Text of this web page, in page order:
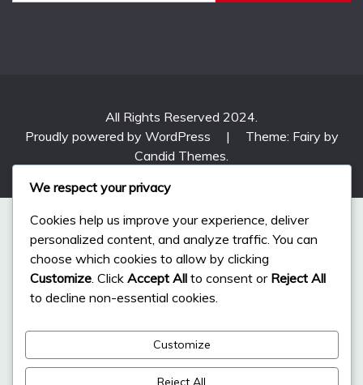
All Rights Reserved 2024.
Proudly powered by WordPress
|
Theme: Fairy by
Candid Themes
We respect your privacy
Cookies help us improve your experience, deliver
personalized content, and analyze traffic. You can
choose which cookies to allow by clicking
Customize . Click Accept All to consent or Reject All
to decline non-essential cookies.
Customize
Reject All